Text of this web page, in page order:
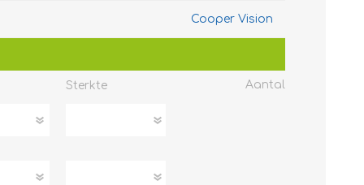
Cooper Vision
Sterkte Aantal